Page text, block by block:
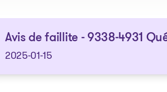
Avis de faillite - 9338-4931
2025-01-15